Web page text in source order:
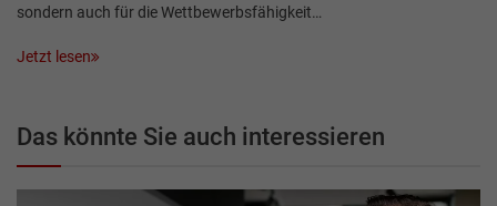
sondern auch für die Wettbewerbsfähigkeit…
Jetzt lesen
Das könnte Sie auch interessieren